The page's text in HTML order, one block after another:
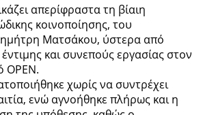
απερίφραστα τη βίαιη
κοινοποίησης, του
Ματσάκου, ύστερα από
και συνεπούς εργασίας στον
OPEN.
χωρίς να συντρέχει
ενώ αγνοήθηκε πλήρως και η